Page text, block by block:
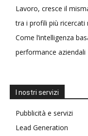
Lavoro, cresce il
tra i profili più ricercati
Come l’intelligenza
performance aziendali
I nostri servizi
Pubblicità e servizi
Lead Generation